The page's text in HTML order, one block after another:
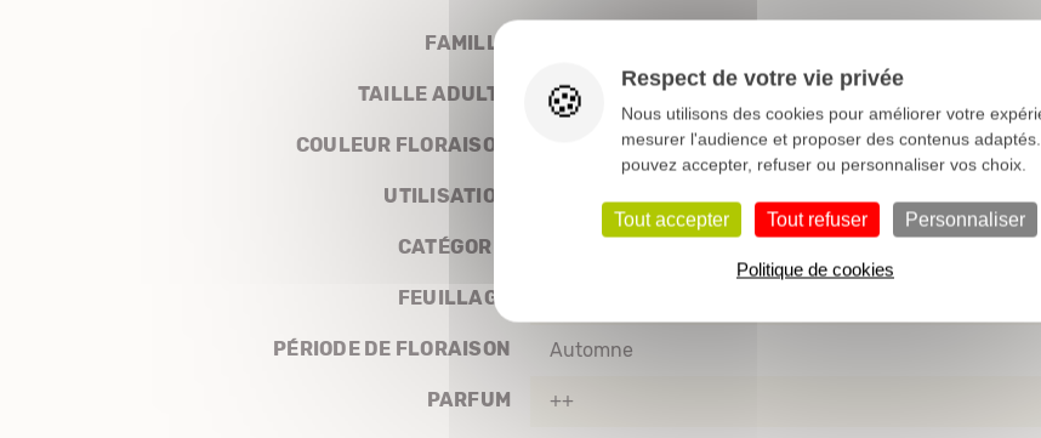
FAMILLE
TAILLE ADULTE 1 à 3 m
COULEUR FLORAISON
UTILISATION Massif
CATÉGORIE
FEUILLAGE
PÉRIODE DE FLORAISON Automne
PARFUM ++
Respect de votre vie privée
Nous utilisons des cookies pour améliorer votre
mesurer l'audience et proposer des contenus
pouvez accepter, refuser ou personnaliser vos choix.
Tout accepter Tout refuser Personnaliser
Politique de cookies